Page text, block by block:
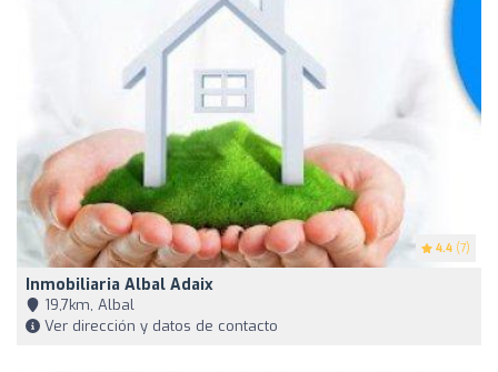
4.4 (7)
Inmobiliaria Albal Adaix
19,7km, Albal
Ver dirección y datos de contacto